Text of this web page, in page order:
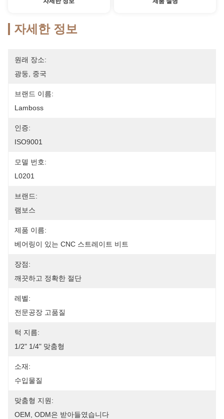
자세한 정보
원래 장소:
광둥, 중국
브랜드 이름:
Lamboss
인증:
ISO9001
모델 번호:
L0201
브랜드:
램보스
제품 이름:
베어링이 있는 CNC 스트레이트 비트
장점:
깨끗하고 정확한 절단
레벨:
전문공장 고품질
턱 지름:
1/2" 1/4" 맞춤형
소재:
수입물질
맞춤형 지원:
OEM, ODM은 받아들였습니다